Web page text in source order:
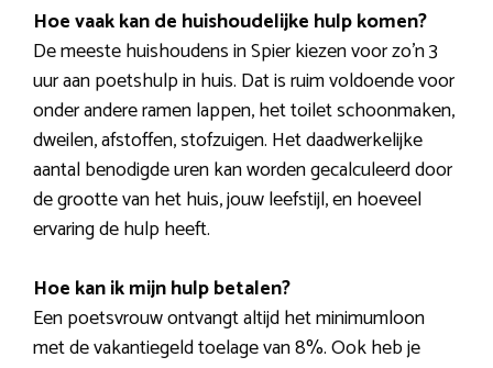
Hoe vaak kan de huishoudelijke hulp komen?
De meeste huishoudens in Spier kiezen voor zo’n 3
uur aan poetshulp in huis. Dat is ruim voldoende voor
onder andere ramen lappen, het toilet schoonmaken,
dweilen, afstoffen, stofzuigen. Het daadwerkelijke
aantal benodigde uren kan worden gecalculeerd door
de grootte van het huis, jouw leefstijl, en hoeveel
ervaring de hulp heeft.
Hoe kan ik mijn hulp betalen?
Een poetsvrouw ontvangt altijd het minimumloon
met de vakantiegeld toelage van 8%. Ook heb je